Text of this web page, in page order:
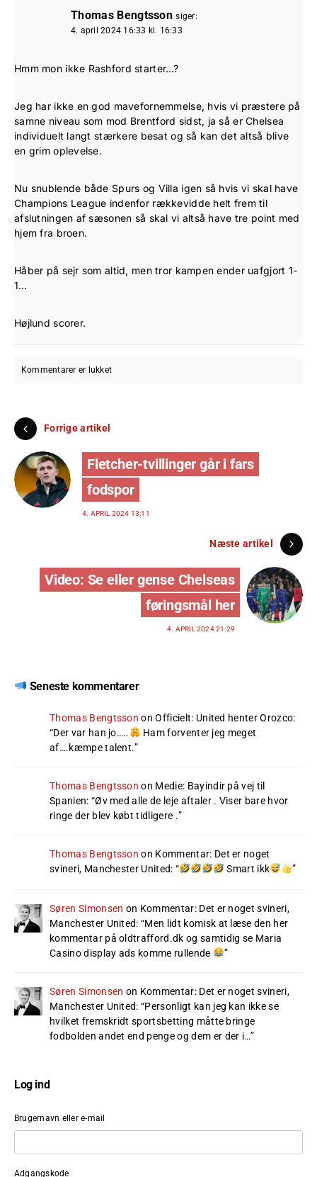
Thomas Bengtsson siger:
4. april 2024 16:33 kl. 16:33
Hmm mon ikke Rashford starter…?
Jeg har ikke en god mavefornemmelse, hvis vi præstere på
samne niveau som mod Brentford sidst, ja så er Chelsea
individuelt langt stærkere besat og så kan det altså blive
en grim oplevelse.
Nu snublende både Spurs og Villa igen så hvis vi skal have
Champions League indenfor rækkevidde helt frem til
afslutningen af sæsonen så skal vi altså have tre point med
hjem fra broen.
Håber på sejr som altid, men tror kampen ender uafgjort 1-
1…
Højlund scorer.
Kommentarer er lukket
Forrige artikel
Fletcher-tvillinger går i fars
fodspor
4. APRIL 2024 13:11
Næste artikel
Video: Se eller gense Chelseas
føringsmål her
4. APRIL 2024 21:29
Seneste kommentarer
Thomas Bengtsson onOfficielt: United henter Orozco:
“Der var han jo…..
Ham forventer jeg meget
af….kæmpe talent.”
Thomas Bengtsson on Medie: Bayindir på vej til
Spanien: “Øv med alle de leje aftaler . Viser bare hvor
ringe der blev købt tidligere .”
Thomas Bengtsson on Kommentar: Det er noget
svineri, Manchester United: “ Smart ikk ”
Søren Simonsen on Kommentar: Det er noget svineri,
Manchester United: “Men lidt komisk at læse den her
kommentar på oldtrafford.dk og samtidig se Maria
Casino display ads komme rullende
”
Søren Simonsen on Kommentar: Det er noget svineri,
Manchester United: “Personligt kan jeg kan ikke se
hvilket fremskridt sportsbetting måtte bringe
fodbolden andet end penge og dem er der i…”
Log ind
Brugernavn eller e-mail
Adgangskode